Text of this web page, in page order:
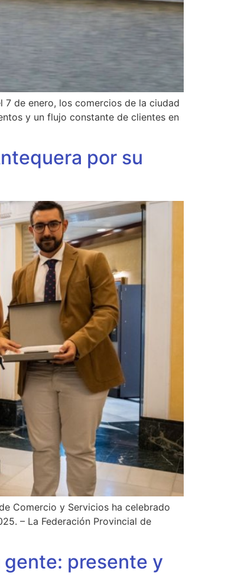
7 de enero, los comercios de la ciudad
y un flujo constante de clientes en
por su
Comercio y Servicios ha celebrado
– La Federación Provincial de
gente: presente y